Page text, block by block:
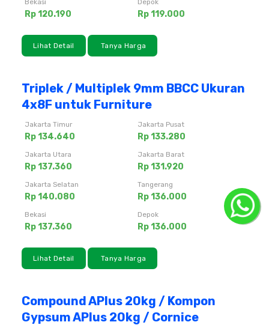
Rp 120.190 Rp 119.000
Lihat Detail Tanya Harga
Triplek / Multiplek 9mm BBCC Ukuran
4x8F untuk Furniture
Jakarta Timur
Rp 134.640
Jakarta Pusat
Rp 133.280
Jakarta Utara
Rp 137.360
Jakarta Barat
Rp 131.920
Jakarta Selatan
Rp 140.080
Tangerang
Rp 136.000
Bekasi
Rp 137.360
Depok
Rp 136.000
Lihat Detail Tanya Harga
Compound APlus 20kg / Kompon
Gypsum APlus 20kg / Cornice